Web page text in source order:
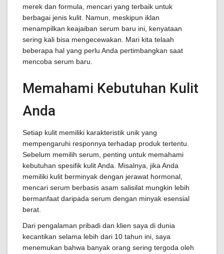
merek dan formula, mencari yang terbaik untuk
berbagai jenis kulit. Namun, meskipun iklan
menampilkan keajaiban serum baru ini, kenyataan
sering kali bisa mengecewakan. Mari kita telaah
beberapa hal yang perlu Anda pertimbangkan saat
mencoba serum baru.
Memahami Kebutuhan Kulit
Anda
Setiap kulit memiliki karakteristik unik yang
mempengaruhi responnya terhadap produk tertentu.
Sebelum memilih serum, penting untuk memahami
kebutuhan spesifik kulit Anda. Misalnya, jika Anda
memiliki kulit berminyak dengan jerawat hormonal,
mencari serum berbasis asam salisilat mungkin lebih
bermanfaat daripada serum dengan minyak esensial
berat.
Dari pengalaman pribadi dan klien saya di dunia
kecantikan selama lebih dari 10 tahun ini, saya
menemukan bahwa banyak orang sering tergoda oleh